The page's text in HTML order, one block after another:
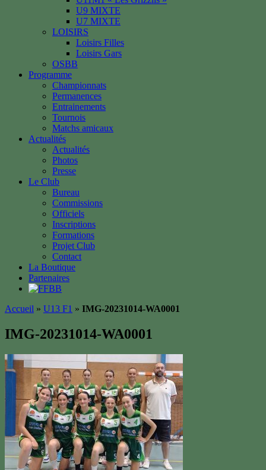
U9 MIXTE
U7 MIXTE
LOISIRS
Loisirs Filles
Loisirs Gars
OSBB
Programme
Championnats
Permanences
Entrainements
Tournois
Matchs amicaux
Actualités
Actualités
Photos
Presse
Le Club
Bureau
Commissions
Officiels
Inscriptions
Formations
Projet Club
Contact
La Boutique
Partenaires
Accueil » U13 F1 » IMG-20231014-WA0001
IMG-20231014-WA0001